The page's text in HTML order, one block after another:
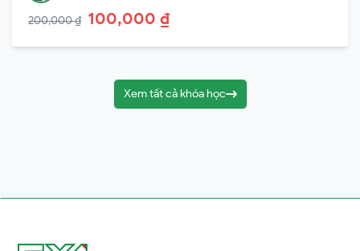
200,000 ₫ 100,000 ₫
Xem tất cả khóa học